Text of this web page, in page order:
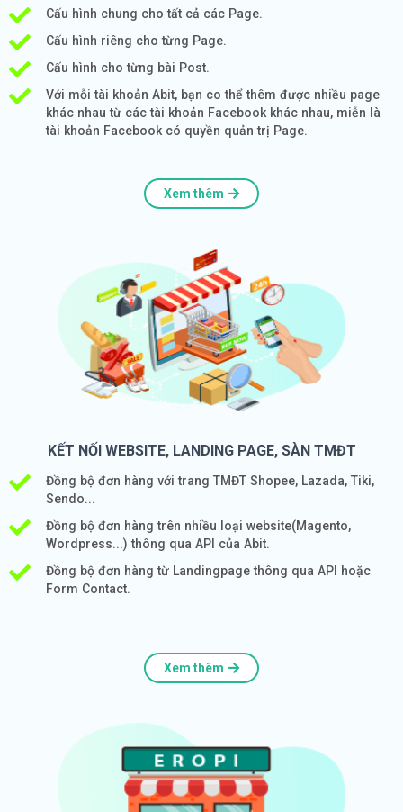
Cấu hình chung cho tất cả các Page.
Cấu hình riêng cho từng Page.
Cấu hình cho từng bài Post.
Với mỗi tài khoản Abit, bạn co thể thêm được nhiều page
khác nhau từ các tài khoản Facebook khác nhau, miễn là
tài khoản Facebook có quyền quản trị Page.
Xem thêm
KẾT NỐI WEBSITE, LANDING PAGE, SÀN TMĐT
Đồng bộ đơn hàng với trang TMĐT Shopee, Lazada, Tiki,
Sendo...
Đồng bộ đơn hàng trên nhiều loại website(Magento,
Wordpress...) thông qua API của Abit.
Đồng bộ đơn hàng từ Landingpage thông qua API hoặc
Form Contact.
Xem thêm